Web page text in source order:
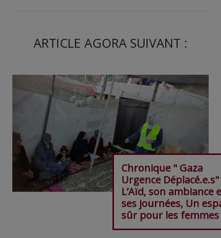
ARTICLE AGORA SUIVANT :
Chronique " Gaza
Urgence
L’Aïd, son ambiance
ses journées, Un
sûr pour les femmes